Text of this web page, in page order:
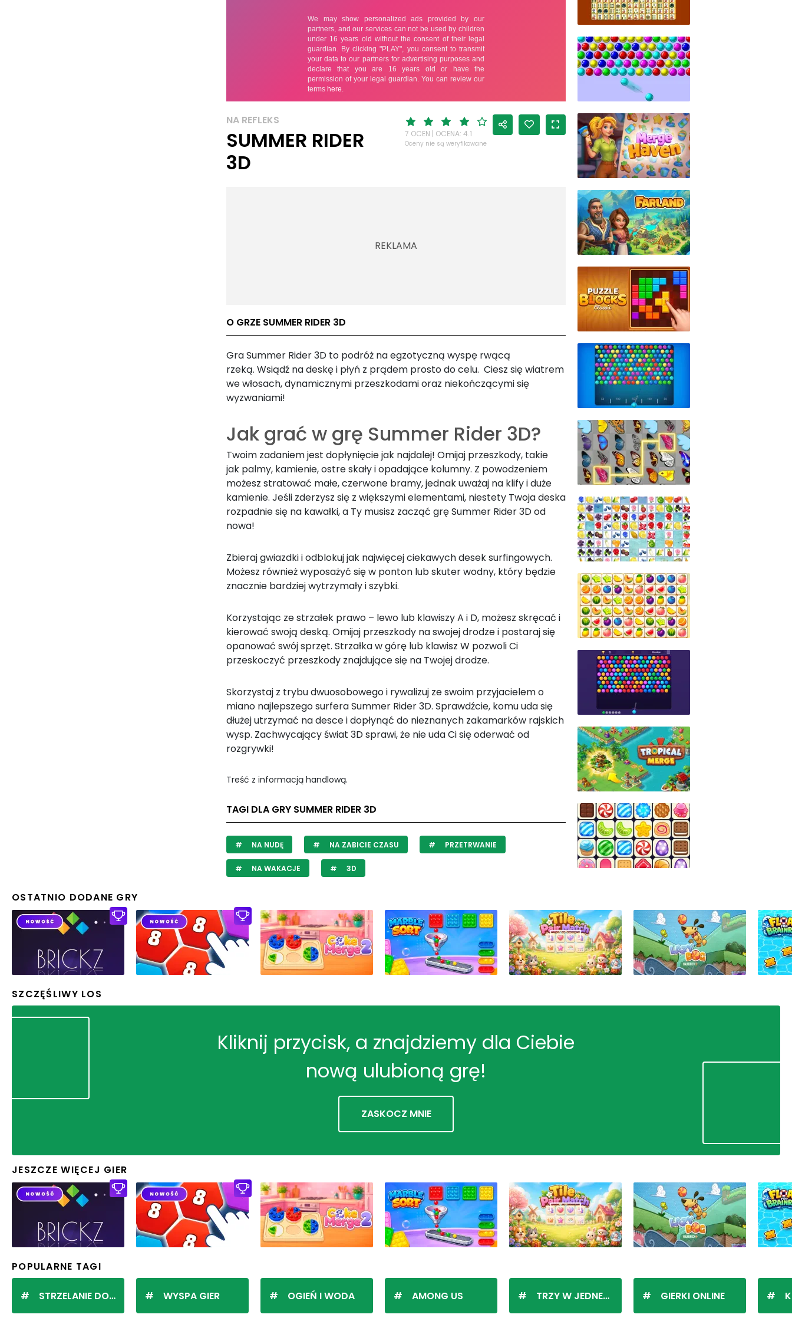
NA REFLEKS
SUMMER RIDER
3D
7 OCEN | OCENA: 4.1
Oceny nie są weryfikowane
O GRZE SUMMER RIDER 3D
Gra Summer Rider 3D to podróż na egzotyczną wyspę rwącą
rzeką. Wsiądź na deskę i płyń z prądem prosto do celu. Ciesz się wiatrem
we włosach, dynamicznymi przeszkodami oraz niekończącymi się
wyzwaniami!
Jak grać w grę Summer Rider 3D?
Twoim zadaniem jest dopłynięcie jak najdalej! Omijaj przeszkody, takie
jak palmy, kamienie, ostre skały i opadające kolumny. Z powodzeniem
możesz stratować małe, czerwone bramy, jednak uważaj na klify i duże
kamienie. Jeśli zderzysz się z większymi elementami, niestety Twoja deska
rozpadnie się na kawałki, a Ty musisz zacząć grę Summer Rider 3D od
nowa!
Zbieraj gwiazdki i odblokuj jak najwięcej ciekawych desek surfingowych.
Możesz również wyposażyć się w ponton lub skuter wodny, który będzie
znacznie bardziej wytrzymały i szybki.
Korzystając ze strzałek prawo – lewo lub klawiszy A i D, możesz skręcać i
kierować swoją deską. Omijaj przeszkody na swojej drodze i postaraj się
opanować swój sprzęt. Strzałka w górę lub klawisz W pozwoli Ci
przeskoczyć przeszkody znajdujące się na Twojej drodze.
Skorzystaj z trybu dwuosobowego i rywalizuj ze swoim przyjacielem o
miano najlepszego surfera Summer Rider 3D. Sprawdźcie, komu uda się
dłużej utrzymać na desce i dopłynąć do nieznanych zakamarków rajskich
wysp. Zachwycający świat 3D sprawi, że nie uda Ci się oderwać od
rozgrywki!
Treść z informacją handlową.
TAGI DLA GRY SUMMER RIDER 3D
NA NUDĘ NA ZABICIE CZASU PRZETRWANIE
NA WAKACJE 3D
OSTATNIO DODANE GRY
SZCZĘŚLIWY LOS
Kliknij przycisk, a znajdziemy dla Ciebie
nową ulubioną grę!
ZASKOCZ MNIE
JESZCZE WIĘCEJ GIER
POPULARNE TAGI
STRZELANIE DO KULEK WYSPA GIER OGIEŃ I WODA AMONG US TRZY W JEDNEJ LINII GIERKI ONLINE